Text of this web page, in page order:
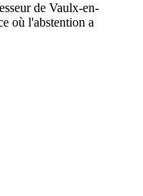
de Vaulx-en-
où l'abstention a